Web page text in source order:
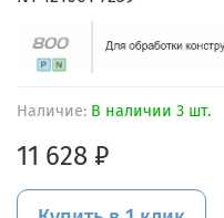
Наличие: В наличии 3 шт.
11 628 ₽